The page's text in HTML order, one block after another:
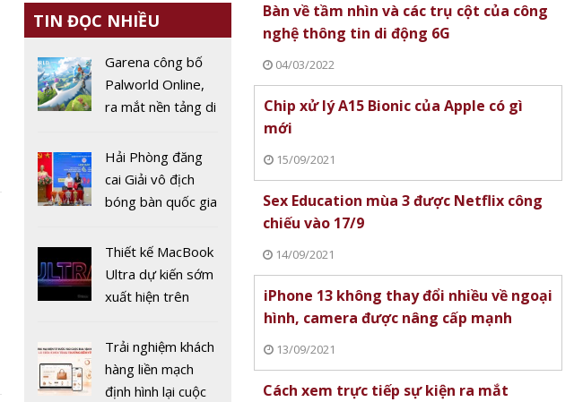
TIN ĐỌC NHIỀU
Garena công bố
Palworld Online,
ra mắt nền tảng di
2026
Hải Phòng đăng
cai Giải vô địch
bóng bàn quốc gia
thứ 44
Thiết kế MacBook
Ultra dự kiến sớm
xuất hiện trên
rẻ năm 2027
Trải nghiệm khách
hàng liền mạch
định hình lại cuộc
Bàn về tầm nhìn và các trụ cột của công
nghệ thông tin di động 6G
04/03/2022
Chip xử lý A15 Bionic của Apple có gì
mới
15/09/2021
Sex Education mùa 3 được Netflix công
chiếu vào 17/9
14/09/2021
iPhone 13 không thay đổi nhiều về ngoại
hình, camera được nâng cấp mạnh
13/09/2021
Cách xem trực tiếp sự kiện ra mắt